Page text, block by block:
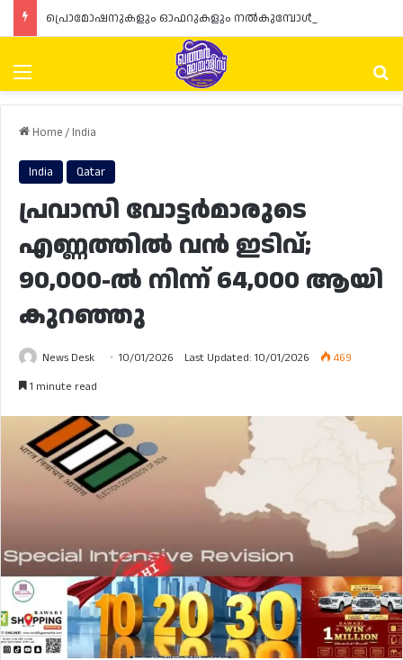
Menu
Home/ India
India Qatar
പ്രവാസി വോട്ടർമാരുടെ
എണ്ണത്തിൽ വൻ ഇടിവ്;
90,000-ൽ നിന്ന് 64,000 ആയി
കുറഞ്ഞു
News Desk 10/01/2026 Last Updated: 10/01/2026
469
1 minute read